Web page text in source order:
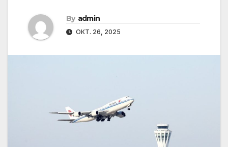
By admin
ОКТ. 26, 2025